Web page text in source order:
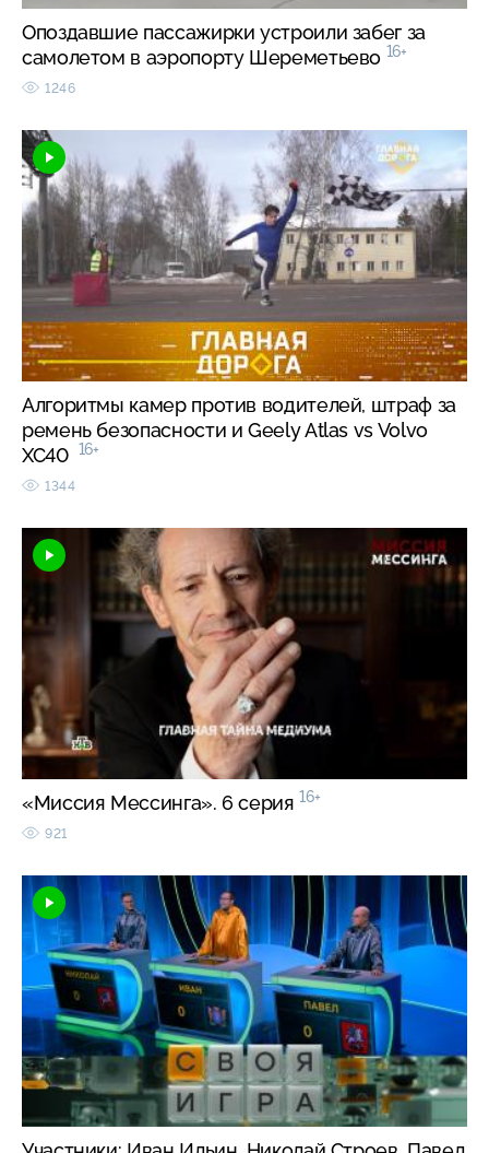
Опоздавшие пассажирки устроили забег за
самолетом в аэропорту Шереметьево 16+
1246
Алгоритмы камер против водителей, штраф за
ремень безопасности и Geely Atlas vs Volvo
XC40 16+
1344
«Миссия Мессинга». 6 серия 16+
921